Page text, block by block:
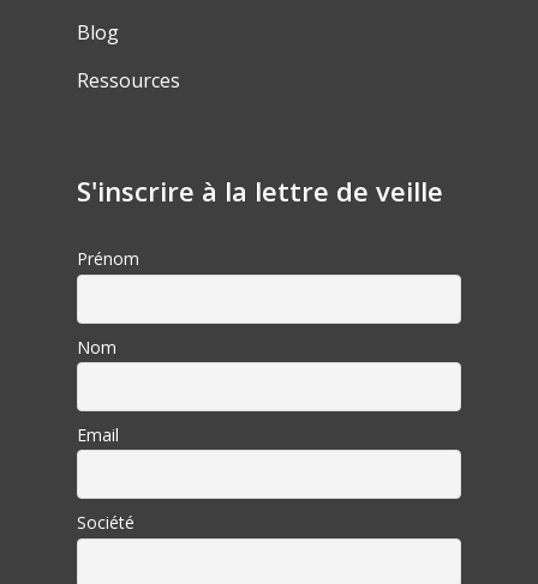
Blog
Ressources
S'inscrire à la lettre de veille
Prénom
Nom
Email
Société